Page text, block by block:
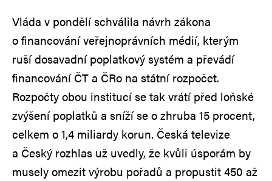
Vláda v pondělí schválila návrh zákona
o financování veřejnoprávních médií, kterým
ruší dosavadní poplatkový systém a převádí
financování ČT a ČRo na státní rozpočet.
Rozpočty obou institucí se tak vrátí před loňské
zvýšení poplatků a sníží se o zhruba 15 procent,
celkem o 1,4 miliardy korun. Česká televize
a Český rozhlas už uvedly, že kvůli úsporám by
musely omezit výrobu pořadů a propustit 450 až